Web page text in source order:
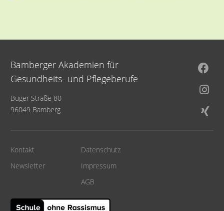
Bamberger Akademien für
Gesundheits- und Pflegeberufe
Buger Straße 80
96049 Bamberg
Kontakt
Newsletter
Datenschutz
Impressum
AGB